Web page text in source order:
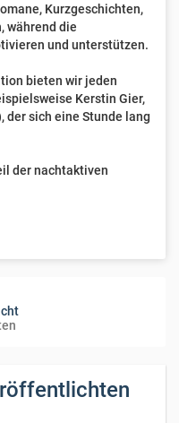
Kurzgeschichten,
während die
und unterstützen.
bieten wir jeden
Kerstin Gier,
der sich eine Stunde lang
der nachtaktiven